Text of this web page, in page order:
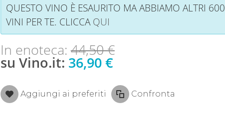
QUESTO VINO È ESAURITO MA ABBIAMO ALTRI 600
VINI PER TE. CLICCAQUI
In enoteca:44,50 €
su Vino.it: 36,90 €
Aggiungi ai preferiti Confronta